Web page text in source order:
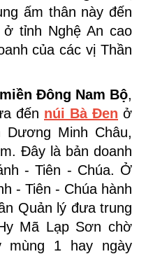
ấm thân này đến
ở tỉnh Nghệ An cao
của các vị Thần
miền Đông Nam Bộ,
đến núi Bà Đen ở
Dương Minh Châu,
Đây là bản doanh
- Tiên - Chúa. Ở
- Tiên - Chúa hành
Quản lý đưa trung
Mã Lạp Sơn chờ
1 hay ngày